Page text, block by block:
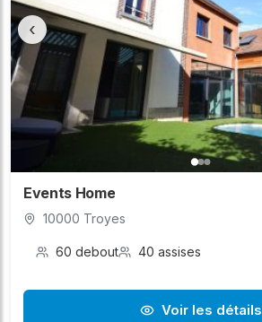
‹
Events Home
10000 Troyes
60 debout 40 assises
Voir les détails